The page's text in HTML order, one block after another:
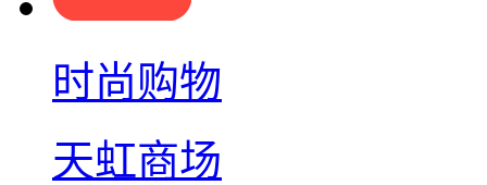
时尚购物
天虹商场